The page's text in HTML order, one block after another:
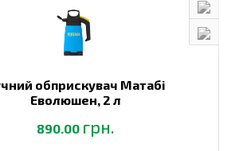
обприскувач Матабі
Еволюшен, 2 л
890.00 грн.